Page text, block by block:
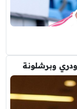
وبرشلونة